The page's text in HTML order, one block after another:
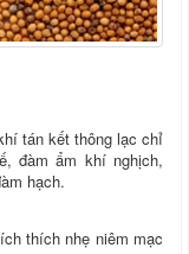
tán kết thông lạc chỉ
đàm ẩm khí nghịch,
hạch.
thích nhẹ niêm mạc